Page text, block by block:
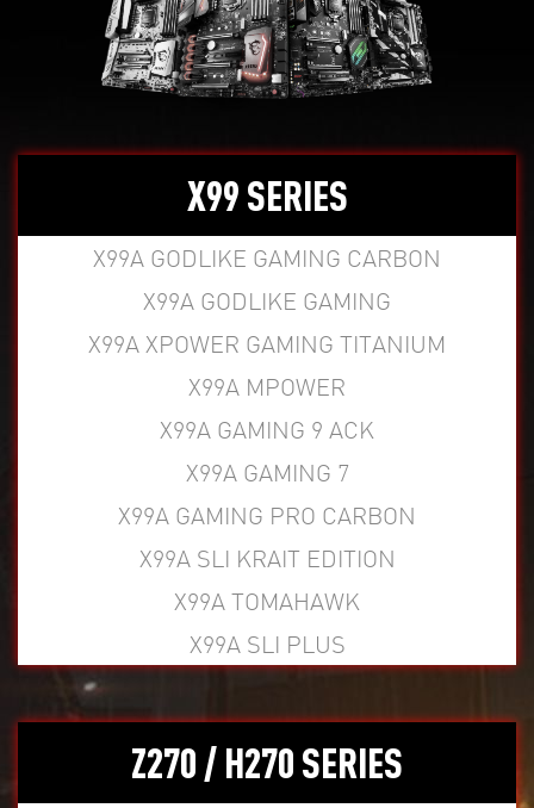
X99 SERIES
X99A GODLIKE GAMING CARBON
X99A GODLIKE GAMING
X99A XPOWER GAMING TITANIUM
X99A MPOWER
X99A GAMING 9 ACK
X99A GAMING 7
X99A GAMING PRO CARBON
X99A SLI KRAIT EDITION
X99A TOMAHAWK
X99A SLI PLUS
Z270 / H270 SERIES